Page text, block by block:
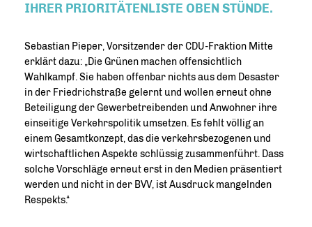
HRER PRIORITÄTENLISTE OBEN STÜNDE.
Sebastian Pieper, Vorsitzender der CDU-Fraktion Mitte
erklärt dazu: „Die Grünen machen offensichtlich
Wahlkampf. Sie haben offenbar nichts aus dem Desaster
in der Friedrichstraße gelernt und wollen erneut ohne
Beteiligung der Gewerbetreibenden und Anwohner ihre
einseitige Verkehrspolitik umsetzen. Es fehlt völlig an
einem Gesamtkonzept, das die verkehrsbezogenen und
wirtschaftlichen Aspekte schlüssig zusammenführt. Dass
solche Vorschläge erneut erst in den Medien präsentiert
werden und nicht in der BVV, ist Ausdruck mangelnden
Respekts.“